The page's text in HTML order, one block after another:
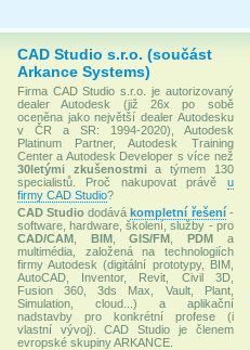
CAD Studio s.r.o. (součást
Arkance Systems)
Firma CAD Studio s.r.o. je autorizovaný
dealer Autodesk (již 26x po sobě
oceněna jako největší dealer Autodesku
v ČR a SR: 1994-2020), Autodesk
Platinum Partner, Autodesk Training
Center a Autodesk Developer s více než
30letými zkušenostmia týmem 130
specialistů. Proč nakupovat právě u
firmy CAD Studio?
CAD Studio dodávákompletní řešení-
software, hardware, školení, služby - pro
CAD/CAM
BIM,GIS/FM ,PDM a
multimédia, založená na technologiích
firmy Autodesk (digitální prototypy, BIM,
AutoCAD, Inventor, Revit, Civil 3D,
Fusion 360, 3ds Max, Vault, Plant,
Simulation, cloud...) a aplikační
nadstavby pro konkrétní profese (i
vlastní vývoj). CAD Studio je členem
evropské skupiny ARKANCE.